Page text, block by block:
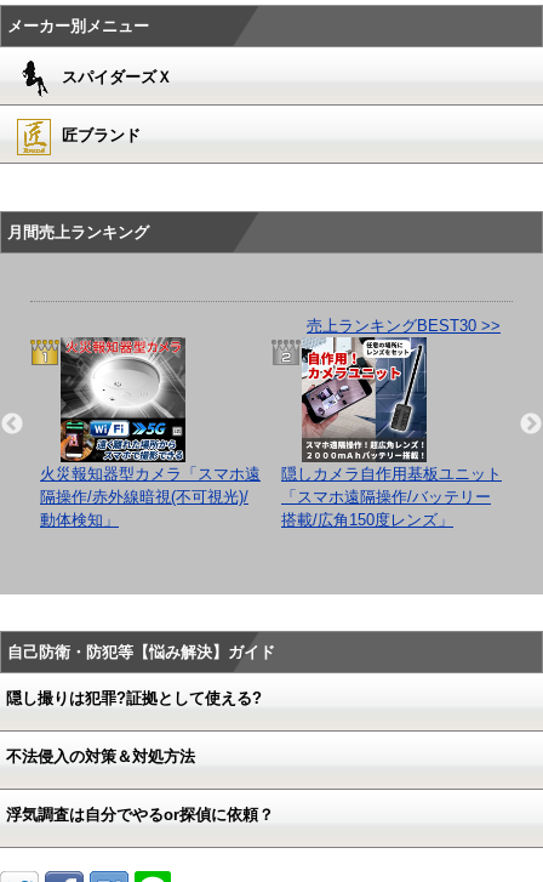
メーカー別メニュー
スパイダーズＸ
匠ブランド
月間売上ランキング
売上ランキングBEST30 >>
火災報知器型カメラ「スマホ遠
隔操作/赤外線暗視(不可視光)/
動体検知」
隠しカメラ自作用基板ユニット
「スマホ遠隔操作/バッテリー
搭載/広角150度レンズ」
自己防衛・防犯等【悩み解決】ガイド
隠し撮りは犯罪?証拠として使える?
不法侵入の対策＆対処方法
浮気調査は自分でやるor探偵に依頼？